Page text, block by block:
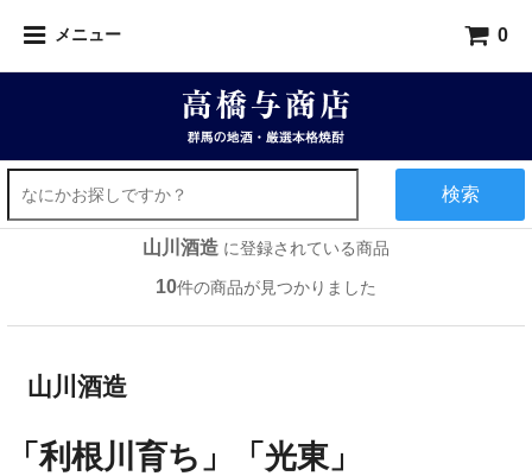
メニュー 0
検索
山川酒造 に登録されている商品
10件の商品が見つかりました
山川酒造
「利根川育ち」「光東」